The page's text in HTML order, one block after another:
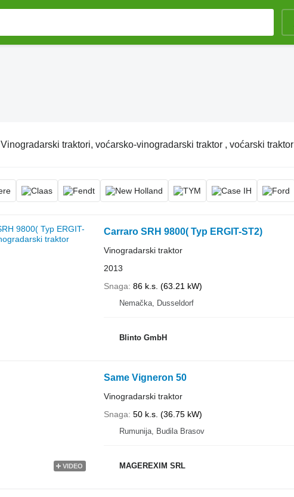
Vinogradarski traktori, voćarsko-vinogradarski traktor , voćarski traktor
Carraro SRH 9800( Typ ERGIT-ST2)
Vinogradarski traktor
2013
Snaga 86 k.s. (63.21 kW)
Nemačka, Dusseldorf
Blinto GmbH
VIDEO
Same Vigneron 50
Vinogradarski traktor
Snaga 50 k.s. (36.75 kW)
Rumunija, Budila Brasov
MAGEREXIM SRL